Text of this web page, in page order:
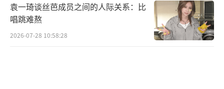
袁一琦谈丝芭成员之间的人际关系：比
唱跳难熬
2026-07-28 10:58:28